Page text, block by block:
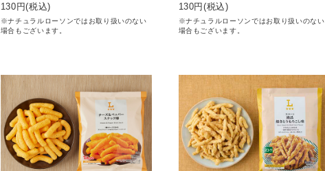
130 円(税込)
※ナチュラルローソンではお取り扱いのない
場合もございます。
130円(税込)
※ナチュラルローソンではお取り扱いのない
場合もございます。